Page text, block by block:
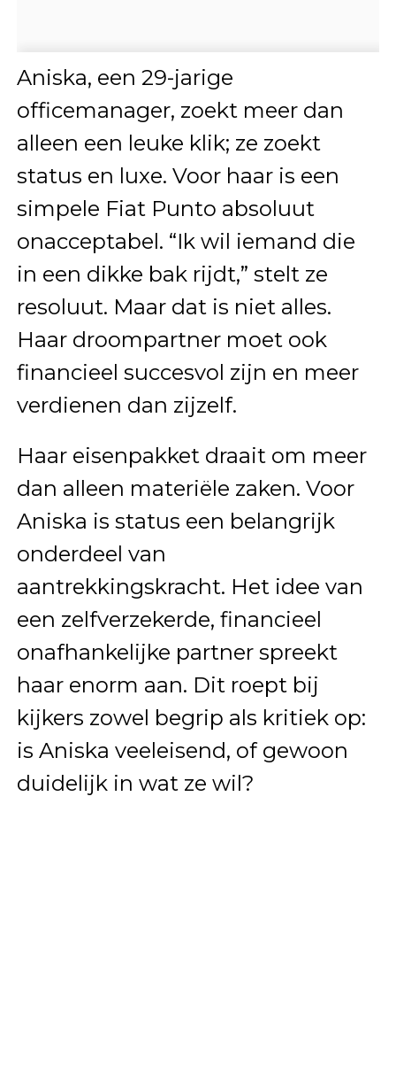
Aniska, een 29-jarige
officemanager, zoekt meer dan
alleen een leuke klik; ze zoekt
status en luxe. Voor haar is een
simpele Fiat Punto absoluut
onacceptabel. “Ik wil iemand die
in een dikke bak rijdt,” stelt ze
resoluut. Maar dat is niet alles.
Haar droompartner moet ook
financieel succesvol zijn en meer
verdienen dan zijzelf.
Haar eisenpakket draait om meer
dan alleen materiële zaken. Voor
Aniska is status een belangrijk
onderdeel van
aantrekkingskracht. Het idee van
een zelfverzekerde, financieel
onafhankelijke partner spreekt
haar enorm aan. Dit roept bij
kijkers zowel begrip als kritiek op:
is Aniska veeleisend, of gewoon
duidelijk in wat ze wil?